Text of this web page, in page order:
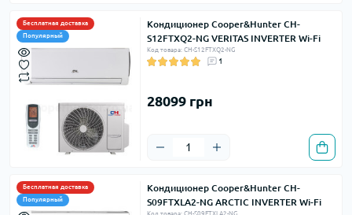
Бесплатная доставка
Популярный
Кондиционер Cooper&Hunter CH-
S12FTXQ2-NG VERITAS INVERTER Wi-Fi
Код товара: CH-S12FTXQ2-NG
1
28099 грн
Бесплатная доставка
Популярный
Кондиционер Cooper&Hunter CH-
S09FTXLA2-NG ARCTIC INVERTER Wi-Fi